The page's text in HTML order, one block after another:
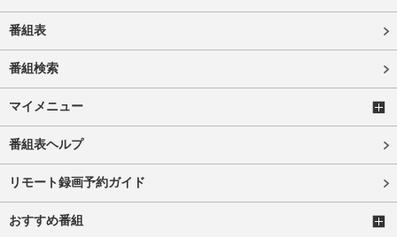
番組表
番組検索
マイメニュー
番組表ヘルプ
リモート録画予約ガイド
おすすめ番組